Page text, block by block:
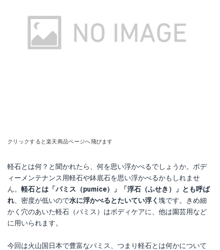
蝦夷砂 中粒 17L
Amazonで詳細を見る
クリックすると楽天商品ページへ飛びます
軽石とは何？と聞かれたら、何を思い浮かべるでしょうか。ボデ
ィーメンテナンス用軽石や鉢底石を思い浮かべるかもしれませ
ん。 軽石とは「パミス（pumice）」「浮石（ふせき）」とも呼ば
れ 、密度が低いので水に浮かべるとたいてい浮く 塊です。きめ細
かく穴のあいた軽石（パミス）はボディケアに、他は園芸用など
に用いられます。
今回は火山国日本で豊富なパミス、つまり軽石とは何かについて